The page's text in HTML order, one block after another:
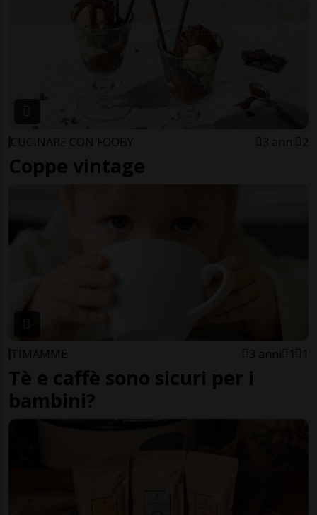
CUCINARE CON FOOBY 3 anni 2
Coppe vintage
TIMAMME 3 anni 1 1
Tè e caffè sono sicuri per i
bambini?